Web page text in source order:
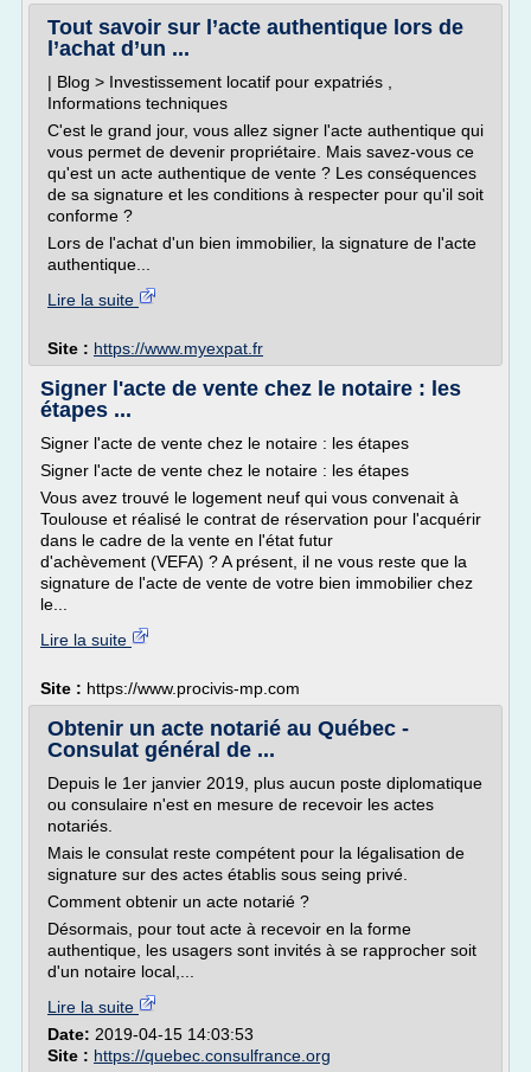
Tout savoir sur l’acte authentique lors de
l’achat d’un ...
| Blog > Investissement locatif pour expatriés ,
Informations techniques
C'est le grand jour, vous allez signer l'acte authentique qui
vous permet de devenir propriétaire. Mais savez-vous ce
qu'est un acte authentique de vente ? Les conséquences
de sa signature et les conditions à respecter pour qu'il soit
conforme ?
Lors de l'achat d'un bien immobilier, la signature de l'acte
authentique...
Lire la suite
Site : https://www.myexpat.fr
Signer l'acte de vente chez le notaire : les
étapes ...
Signer l'acte de vente chez le notaire : les étapes
Signer l'acte de vente chez le notaire : les étapes
Vous avez trouvé le logement neuf qui vous convenait à
Toulouse et réalisé le contrat de réservation pour l'acquérir
dans le cadre de la vente en l'état futur
d'achèvement (VEFA) ? A présent, il ne vous reste que la
signature de l'acte de vente de votre bien immobilier chez
le...
Lire la suite
Site : https://www.procivis-mp.com
Obtenir un acte notarié au Québec -
Consulat général de ...
Depuis le 1er janvier 2019, plus aucun poste diplomatique
ou consulaire n'est en mesure de recevoir les actes
notariés.
Mais le consulat reste compétent pour la légalisation de
signature sur des actes établis sous seing privé.
Comment obtenir un acte notarié ?
Désormais, pour tout acte à recevoir en la forme
authentique, les usagers sont invités à se rapprocher soit
d'un notaire local,...
Lire la suite
Date: 2019-04-15 14:03:53
Site : https://quebec.consulfrance.org